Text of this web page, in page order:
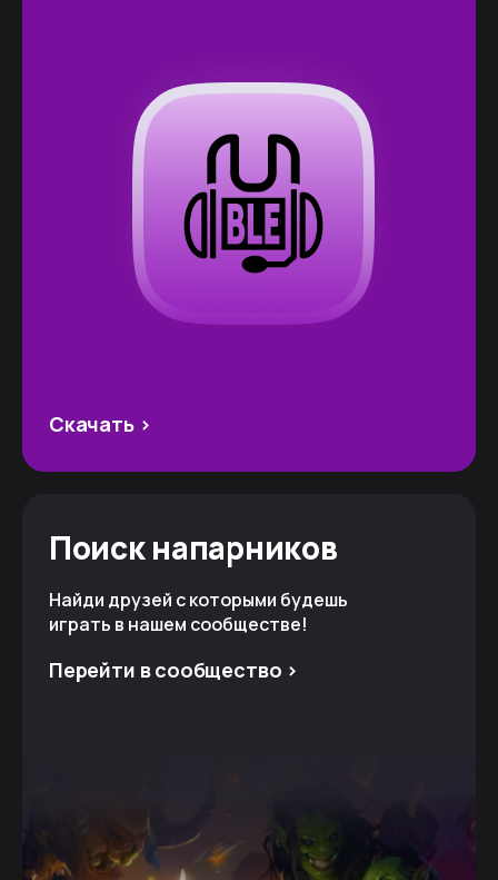
Скачать >
Поиск напарников
Найди друзей с которыми будешь
играть в нашем сообществе!
Перейти в сообщество >